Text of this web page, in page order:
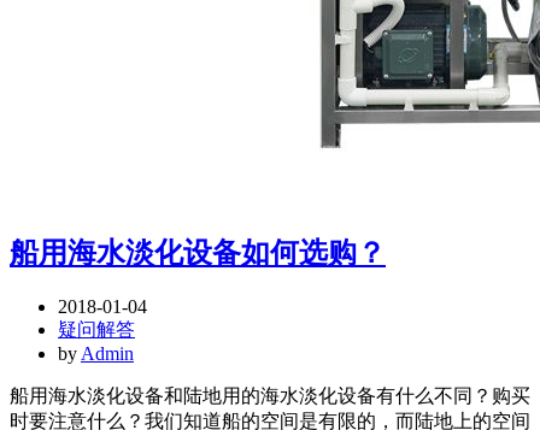
船用海水淡化设备如何选购？
2018-01-04
疑问解答
by Admin
船用海水淡化设备和陆地用的海水淡化设备有什么不同？购买
时要注意什么？我们知道船的空间是有限的，而陆地上的空间